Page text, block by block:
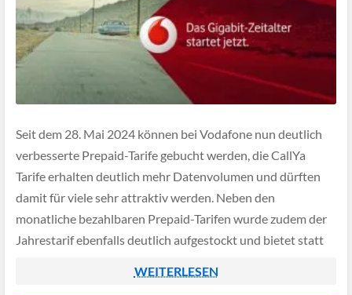
Seit dem 28. Mai 2024 können bei Vodafone nun deutlich
verbesserte Prepaid-Tarife gebucht werden, die CallYa
Tarife erhalten deutlich mehr Datenvolumen und dürften
damit für viele sehr attraktiv werden. Neben den
monatliche bezahlbaren Prepaid-Tarifen wurde zudem der
Jahrestarif ebenfalls deutlich aufgestockt und bietet statt
WEITERLESEN